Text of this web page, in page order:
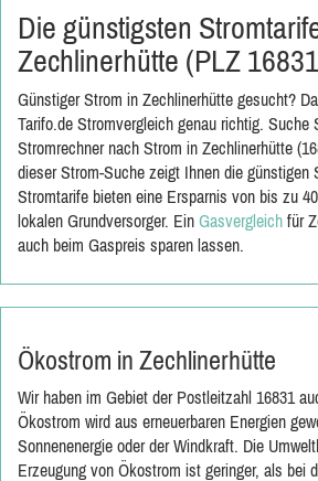
Die günstigsten
Zechlinerhütte (PLZ
Günstiger Strom in Zechlinerhütte gesucht?
Tarifo.de Stromvergleich genau richtig. Suche
Stromrechner nach Strom in Zechlinerhütte
dieser Strom-Suche zeigt Ihnen die günstigen
Stromtarife bieten eine Ersparnis von bis zu
lokalen Grundversorger. Ein Gasvergleich für
auch beim Gaspreis sparen lassen.
Ökostrom in Zechlinerhütte
Wir haben im Gebiet der Postleitzahl 16831
Ökostrom wird aus erneuerbaren Energien
Sonnenenergie oder der Windkraft. Die
Erzeugung von Ökostrom ist geringer, als bei